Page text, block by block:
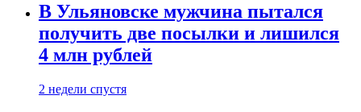
В Ульяновске мужчина пытался
получить две посылки и лишился
4 млн рублей
2 недели спустя